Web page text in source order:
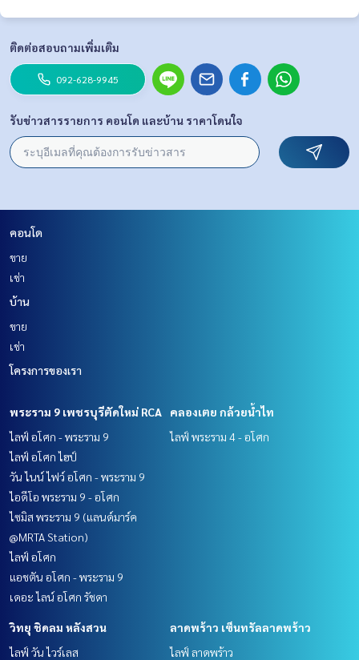
ติดต่อสอบถามเพิ่มเติม
092-628-9945
รับข่าวสารรายการ คอนโด และบ้าน ราคาโดนใจ
คอนโด
ขาย
เช่า
บ้าน
ขาย
เช่า
โครงการของเรา
พระราม 9 เพชรบุรีตัดใหม่ RCA
ไลฟ์ อโศก - พระราม 9
ไลฟ์ อโศก ไฮป์
วัน ไนน์ ไฟว์ อโศก - พระราม 9
ไอดีโอ พระราม 9 - อโศก
ไซมิส พระราม 9 (แลนด์มาร์ค
@MRTA Station)
ไลฟ์ อโศก
แอชตัน อโศก - พระราม 9
เดอะ ไลน์ อโศก รัชดา
คลองเตย กล้วยน้ำไท
ไลฟ์ พระราม 4 - อโศก
วิทยุ ชิดลม หลังสวน
ไลฟ์ วัน ไวร์เลส
ลาดพร้าว เซ็นทรัลลาดพร้าว
ไลฟ์ ลาดพร้าว